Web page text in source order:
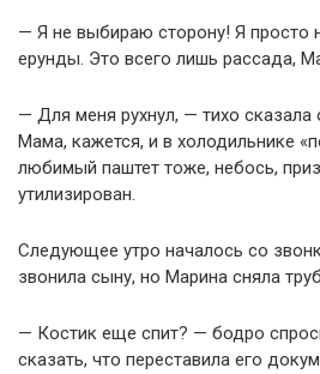
— Я не выбираю сторону! Я просто
ерунды. Это всего лишь рассада,
— Для меня рухнул, — тихо
Мама, кажется, и в холодильнике
любимый паштет тоже, небось,
утилизирован.
Следующее утро началось со
звонила сыну, но Марина сняла
— Костик еще спит? — бодро
сказать, что переставила его